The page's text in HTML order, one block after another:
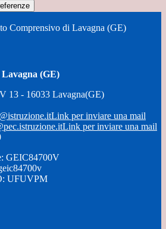
Comprensivo di Lavagna (GE)
(GE)
13 - 16033 Lavagna(GE)
Link per inviare una mail
Link per inviare una mail
GEIC84700V
UFUVPM